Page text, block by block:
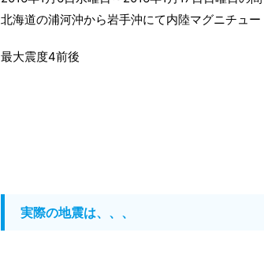
北海道の浦河沖から岩手沖にて内陸マグニチュ
最大震度4前後
実際の地震は、、、